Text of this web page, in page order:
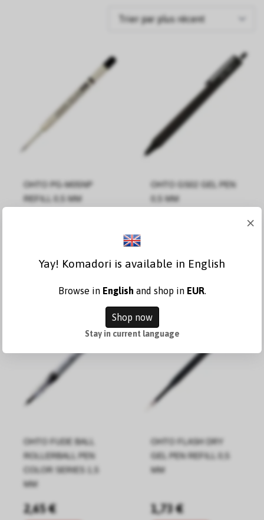
OHTO PG-M05NP
REFILL 0,5 MM
panier
OHTO GS02 GEL PEN
0,5 MM
variantes
OHTO FUDE BALL
ROLLERBALL PEN
COLOR SERIES 1,5
MM
2,65 €
OHTO FLASH DRY
GEL PEN REFILL 0,5
MM
1,73 €
×
Yay! Komadori is available in English
Browse in English and shop in EUR
Shop now
Stay in current language